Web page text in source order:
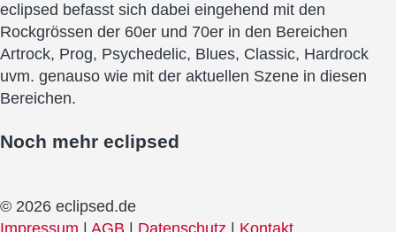
eclipsed befasst sich dabei eingehend mit den
Rockgrössen der 60er und 70er in den Bereichen
Artrock, Prog, Psychedelic, Blues, Classic, Hardrock
uvm. genauso wie mit der aktuellen Szene in diesen
Bereichen.
Noch mehr eclipsed
© 2026 eclipsed.de